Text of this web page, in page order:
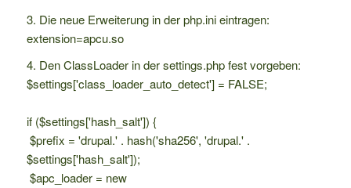
Die neue Erweiterung in der php.ini eintragen:
extension=apcu.so
Den ClassLoader in der settings.php fest vorgeben:
$settings['class_loader_auto_detect'] = FALSE;
if ($settings['hash_salt']) {
$prefix = 'drupal.' . hash('sha256', 'drupal.' .
$settings['hash_salt']);
$apc_loader = new